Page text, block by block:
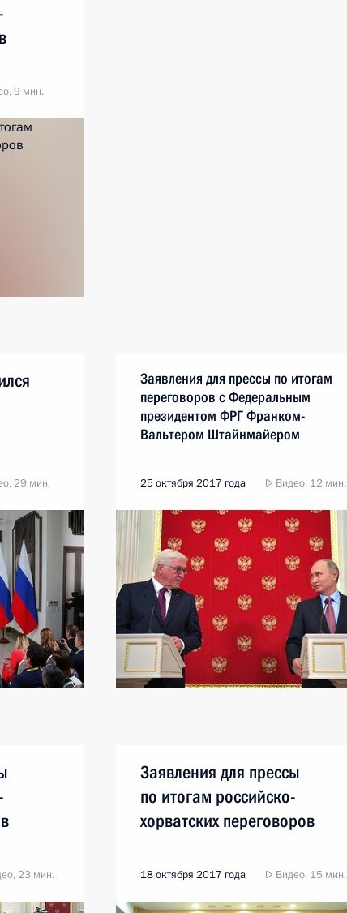
9 мин.
29 мин.
Заявления для прессы по итогам
переговоров с Федеральным
президентом ФРГ Франком-
Вальтером Штайнмайером
25 октября 2017 года Видео, 12 мин.
23 мин.
Заявления для прессы
по итогам российско-
хорватских переговоров
18 октября 2017 года Видео, 15 мин.